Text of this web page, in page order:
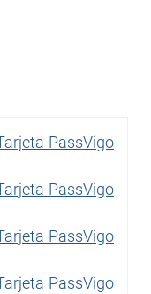
PassVigo
PassVigo
PassVigo
PassVigo